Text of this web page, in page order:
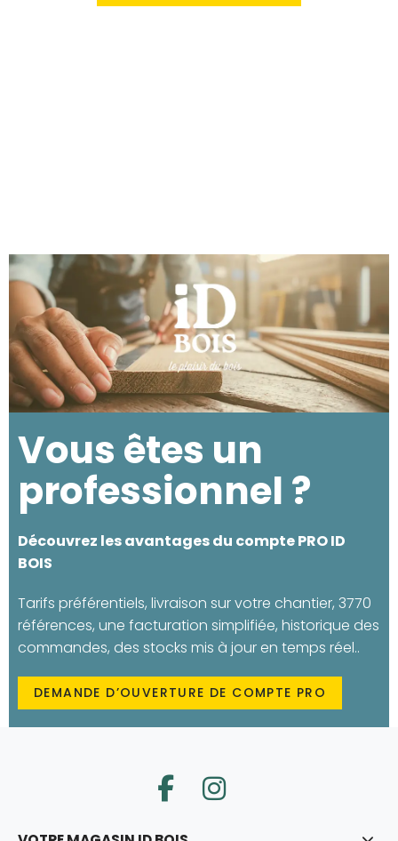
Vous êtes un
professionnel ?
Découvrez les avantages du compte PRO ID
BOIS
Tarifs préférentiels, livraison sur votre chantier, 3770
références, une facturation simplifiée, historique des
commandes, des stocks mis à jour en temps réel..
DEMANDE D’OUVERTURE DE COMPTE PRO